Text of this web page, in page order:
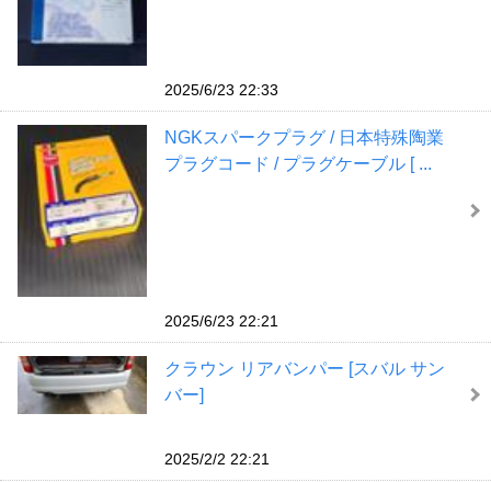
2025/6/23 22:33
NGKスパークプラグ / 日本特殊陶業
プラグコード / プラグケーブル [ ...
2025/6/23 22:21
クラウン リアバンパー [スバル サン
バー]
2025/2/2 22:21